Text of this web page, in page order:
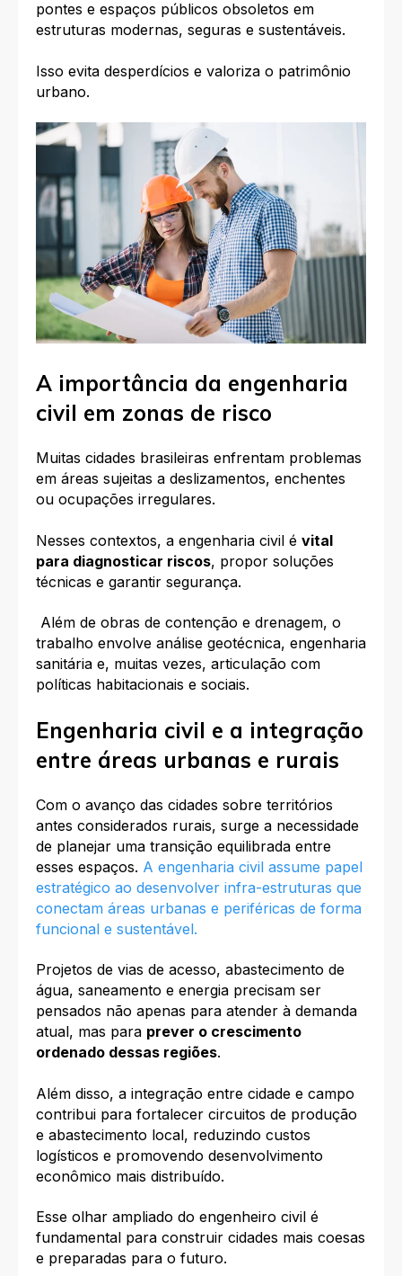
pontes e espaços públicos obsoletos em
estruturas modernas, seguras e sustentáveis.
Isso evita desperdícios e valoriza o patrimônio
urbano.
A importância da engenharia
civil em zonas de risco
Muitas cidades brasileiras enfrentam problemas
em áreas sujeitas a deslizamentos, enchentes
ou ocupações irregulares.
Nesses contextos, a engenharia civil é vital
para diagnosticar riscos, propor soluções
técnicas e garantir segurança.
Além de obras de contenção e drenagem, o
trabalho envolve análise geotécnica, engenharia
sanitária e, muitas vezes, articulação com
políticas habitacionais e sociais.
Engenharia civil e a integração
entre áreas urbanas e rurais
Com o avanço das cidades sobre territórios
antes considerados rurais, surge a necessidade
de planejar uma transição equilibrada entre
esses espaços. A engenharia civil assume papel
estratégico ao desenvolver infra-estruturas que
conectam áreas urbanas e periféricas de forma
funcional e sustentável.
Projetos de vias de acesso, abastecimento de
água, saneamento e energia precisam ser
pensados não apenas para atender à demanda
atual, mas para prever o crescimento
ordenado dessas regiões.
Além disso, a integração entre cidade e campo
contribui para fortalecer circuitos de produção
e abastecimento local, reduzindo custos
logísticos e promovendo desenvolvimento
econômico mais distribuído.
Esse olhar ampliado do engenheiro civil é
fundamental para construir cidades mais coesas
e preparadas para o futuro.